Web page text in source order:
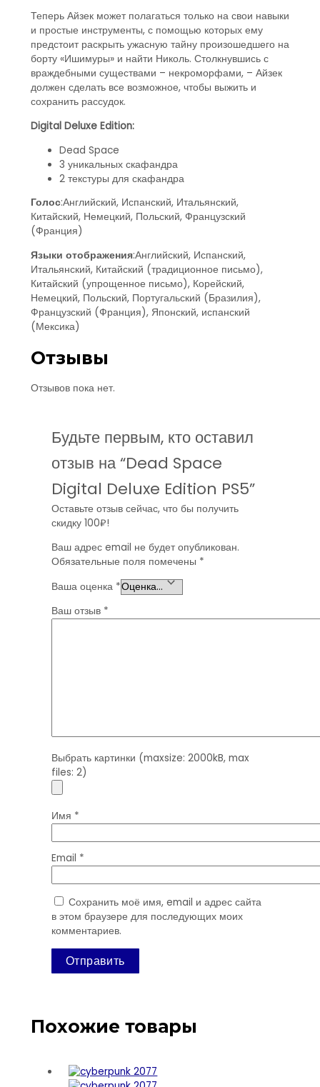
Теперь Айзек может полагаться только на свои навыки
и простые инструменты, с помощью которых ему
предстоит раскрыть ужасную тайну произошедшего на
борту «Ишимуры» и найти Николь. Столкнувшись с
враждебными существами – некроморфами, – Айзек
должен сделать все возможное, чтобы выжить и
сохранить рассудок.
Digital Deluxe Edition:
Dead Space
3 уникальных скафандра
2 текстуры для скафандра
Голос:Английский, Испанский, Итальянский,
Китайский, Немецкий, Польский, Французский
(Франция)
Языки отображения:Английский, Испанский,
Итальянский, Китайский (традиционное письмо),
Китайский (упрощенное письмо), Корейский,
Немецкий, Польский, Португальский (Бразилия),
Французский (Франция), Японский, испанский
(Мексика)
Отзывы
Отзывов пока нет.
Будьте первым, кто оставил
отзыв на “Dead Space
Digital Deluxe Edition PS5”
Оставьте отзыв сейчас, что бы получить
скидку 100₽!
Ваш адрес email не будет опубликован.
Обязательные поля помечены *
Ваша оценка *
Ваш отзыв *
Выбрать картинки (maxsize: 2000kB, max
files: 2)
Имя *
Email *
Сохранить моё имя, email и адрес сайта
в этом браузере для последующих моих
комментариев.
Похожие товары